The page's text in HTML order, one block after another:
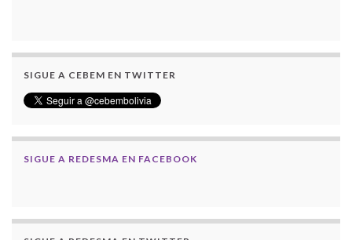
SIGUE A CEBEM EN TWITTER
SIGUE A REDESMA EN FACEBOOK